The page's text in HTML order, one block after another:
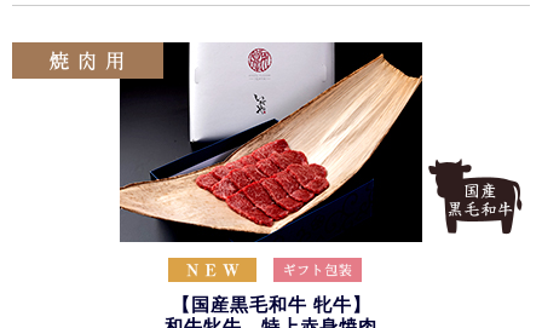
【国産黒毛和牛 牝牛】